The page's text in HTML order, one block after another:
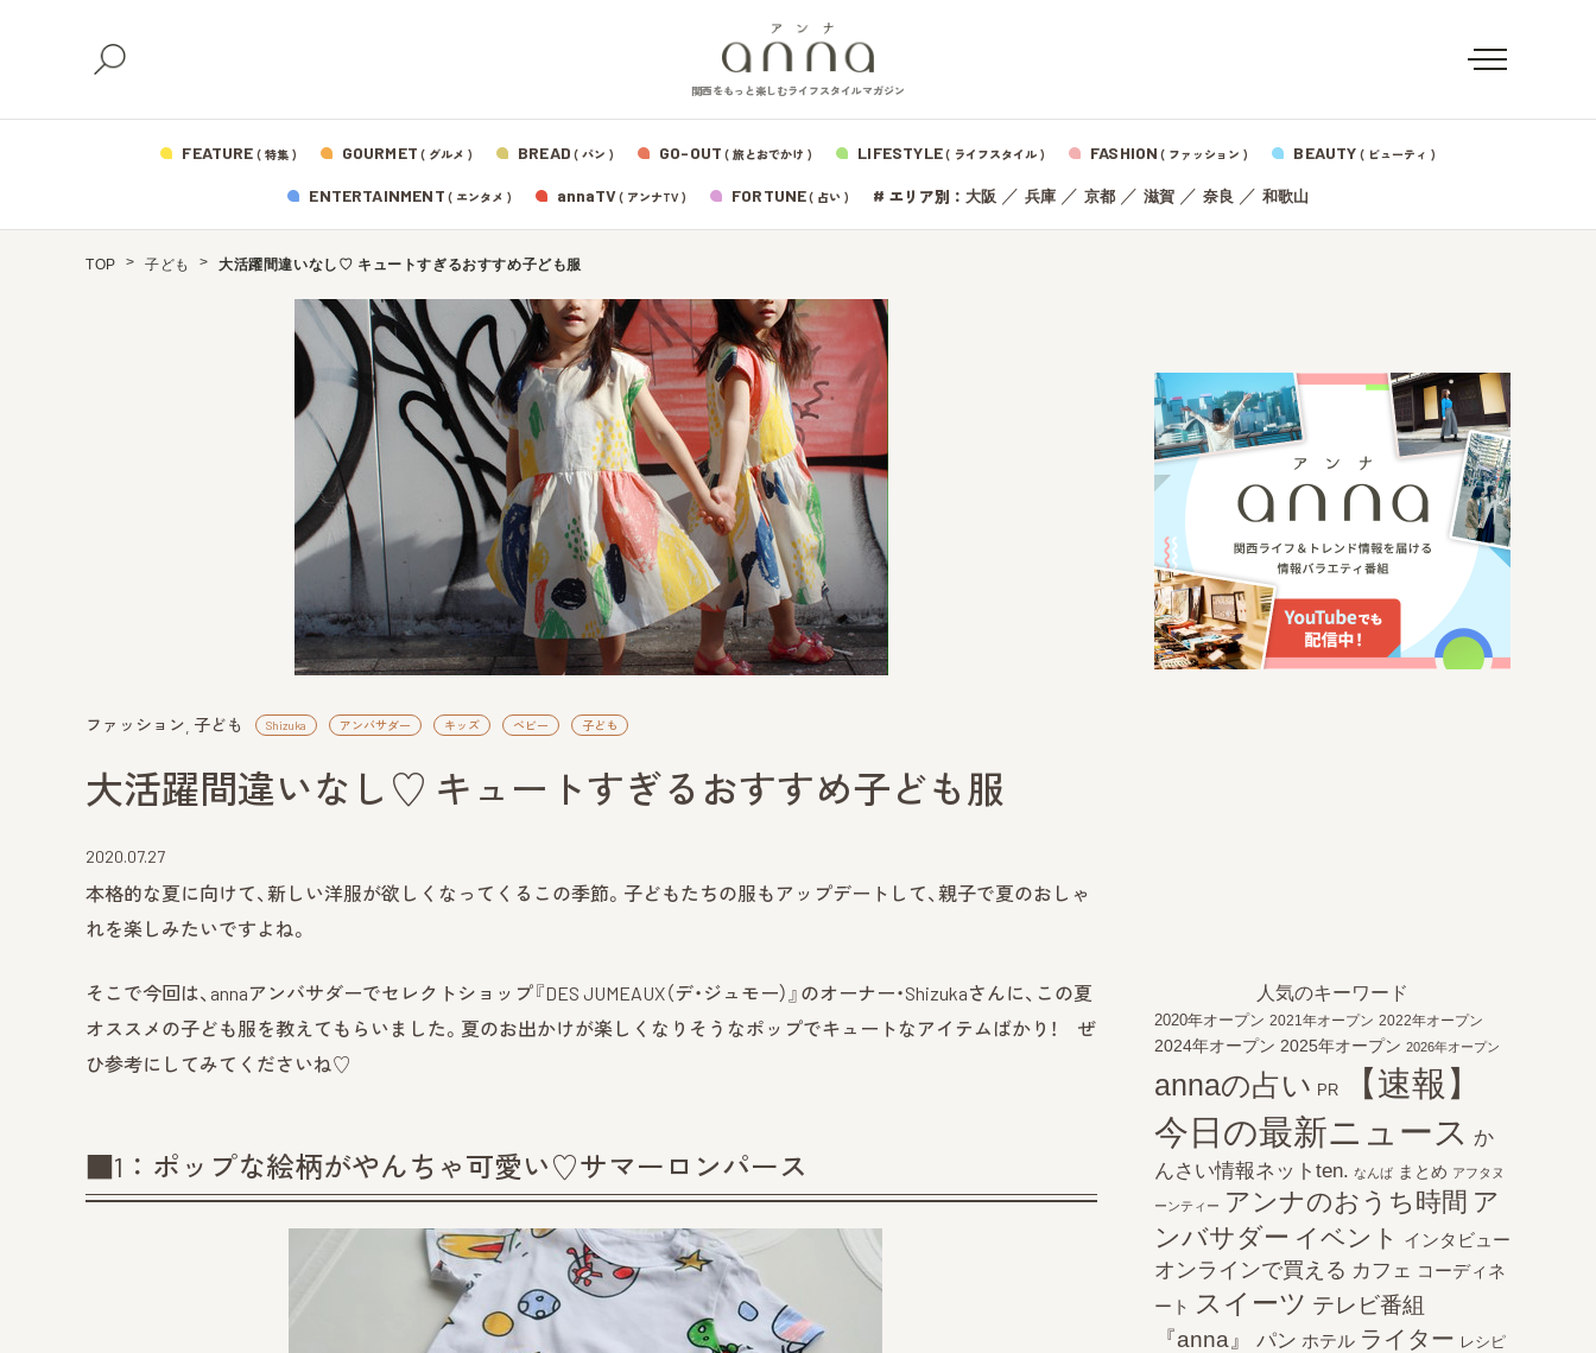
関西をもっと楽しむライフスタイルマガジン
FEATURE ( 特集 ) GOURMET ( グルメ ) BREAD ( パン ) GO-OUT ( 旅とおでかけ ) LIFESTYLE( ライフスタイル ) FASHION ( ファッション ) BEAUTY ( ビューティ )
ENTERTAINMENT ( エンタメ ) annaTV( アンナTV ) FORTUNE( 占い ) # エリア別： 大阪 ／ 兵庫／ 京都／ 滋賀／ 奈良 ／ 和歌山
TOP 子ども 大活躍間違いなし♡ キュートすぎるおすすめ子ども服
ファッション 子ども Shizuka アンバサダー キッズ ベビー 子ども
大活躍間違いなし♡ キュートすぎるおすすめ子ども服
2020.07.27
本格的な夏に向けて、新しい洋服が欲しくなってくるこの季節。子どもたちの服もアップデートして、親子で夏のおしゃ
れを楽しみたいですよね。
そこで今回は、annaアンバサダーでセレクトショップ『DES JUMEAUX（デ・ジュモー）』のオーナー・Shizukaさんに、この夏
オススメの子ども服を教えてもらいました。夏のお出かけが楽しくなりそうなポップでキュートなアイテムばかり！ ぜ
ひ参考にしてみてくださいね♡
■1：ポップな絵柄がやんちゃ可愛い♡サマーロンパース
人気のキーワード
2020年オープン 2021年オープン 2022年オープン
2024年オープン 2025年オープン 2026年オープン
annaの占い PR
【速報】
今日の最新ニュース か
んさい情報ネットten. なんば まとめ アフタヌ
ーンティー アンナのおうち時間 ア
ンバサダー イベント インタビュー
オンラインで買える カフェ コーディネ
ート
スイーツ テレビ番組
『anna』
パン ホテル ライター レシピ